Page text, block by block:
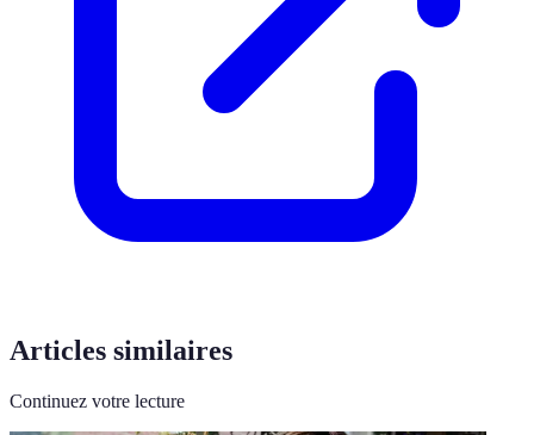
Articles similaires
Continuez votre lecture